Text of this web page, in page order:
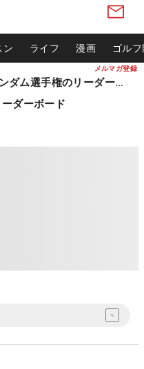
メルマガ登録
ン ライフ 漫画 ゴル
松山英樹ら出場 ウィンダム選手権のリーダーボード
ダーボード